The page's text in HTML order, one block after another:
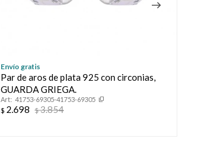
Envío gratis
Par de aros de plata 925 con circonias,
GUARDA GRIEGA.
41753-69305-41753-69305
$ 2.698 $3.854